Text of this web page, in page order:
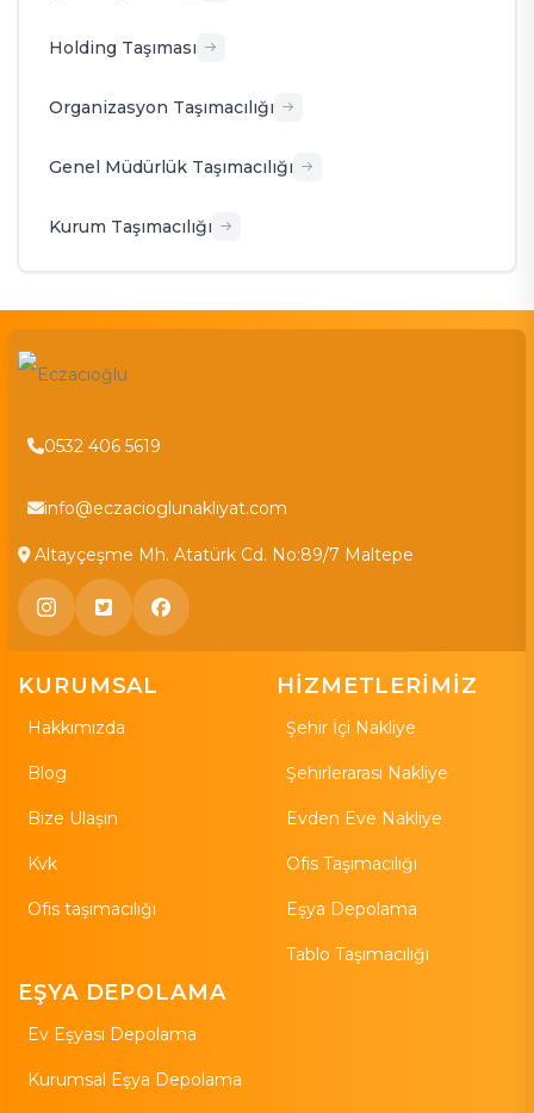
Holding Taşıması
Organizasyon Taşımacılığı
Genel Müdürlük Taşımacılığı
Kurum Taşımacılığı
0532 406 5619
info@eczacioglunakliyat.com
Altayçeşme Mh. Atatürk Cd. No:89/7 Maltepe
KURUMSAL
Hakkımızda
Blog
Bize Ulaşın
Kvk
Ofis taşımacılığı
HİZMETLERİMİZ
Şehir İçi Nakliye
Şehirlerarası Nakliye
Evden Eve Nakliye
Ofis Taşımacılığı
Eşya Depolama
Tablo Taşımacılığı
EŞYA DEPOLAMA
Ev Eşyası Depolama
Kurumsal Eşya Depolama